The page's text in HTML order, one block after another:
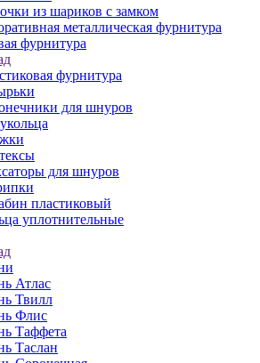
из шариков с замком
металлическая фурнитура
фурнитура
фурнитура
для шнуров
для шнуров
пластиковый
уплотнительные
Атлас
Твилл
Флис
Таффета
Таслан